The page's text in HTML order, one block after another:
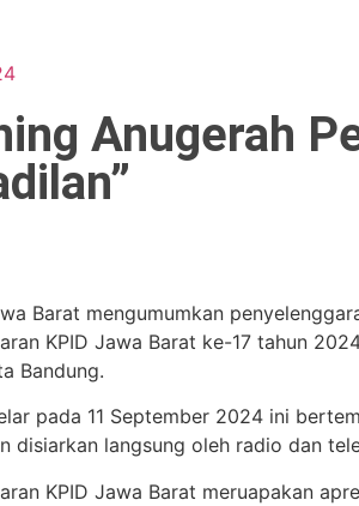
Anugerah
Barat mengumumkan
KPID Jawa Barat ke-17 tahun
Bandung.
pada 11 September 2024 ini
disiarkan langsung oleh radio dan
KPID Jawa Barat meruapakan